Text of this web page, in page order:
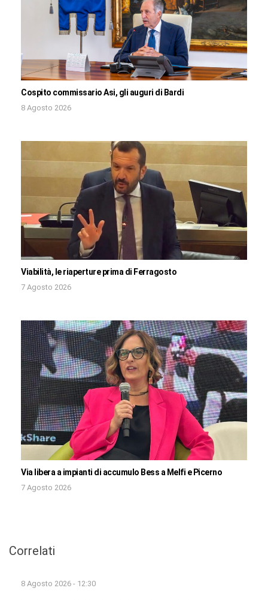
Cospito commissario Asi, gli auguri di Bardi
8 Agosto 2026
Viabilità, le riaperture prima di Ferragosto
7 Agosto 2026
Via libera a impianti di accumulo Bess a Melfi e Picerno
7 Agosto 2026
Correlati
8 Agosto 2026 - 12:30